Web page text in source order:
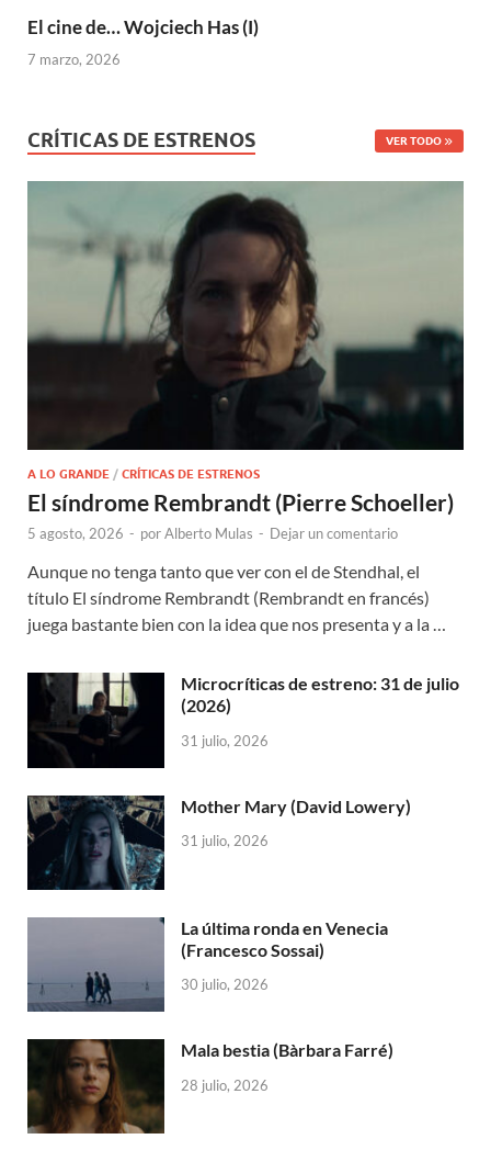
El cine de… Wojciech Has (I)
7 marzo, 2026
CRÍTICAS DE ESTRENOS VER TODO
A LO GRANDE / CRÍTICAS DE ESTRENOS
El síndrome Rembrandt (Pierre Schoeller)
5 agosto, 2026 - porAlberto Mulas - Dejar un comentario
Aunque no tenga tanto que ver con el de Stendhal, el
título El síndrome Rembrandt (Rembrandt en francés)
juega bastante bien con la idea que nos presenta y a la …
Microcríticas de estreno: 31 de julio
(2026)
31 julio, 2026
Mother Mary (David Lowery)
31 julio, 2026
La última ronda en Venecia
(Francesco Sossai)
30 julio, 2026
Mala bestia (Bàrbara Farré)
28 julio, 2026